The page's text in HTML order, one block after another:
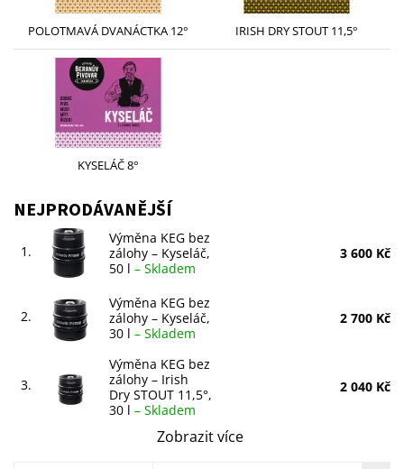
POLOTMAVÁ DVANÁCTKA 12° IRISH DRY STOUT 11,5°
KYSELÁČ 8°
NEJPRODÁVANĚJŠÍ
1.
Výměna KEG bez
zálohy – Kyseláč,
50 l – Skladem
3 600 Kč
2.
Výměna KEG bez
zálohy – Kyseláč,
30 l – Skladem
2 700 Kč
3.
Výměna KEG bez
zálohy – Irish
Dry STOUT 11,5°,
30 l – Skladem
2 040 Kč
Zobrazit více